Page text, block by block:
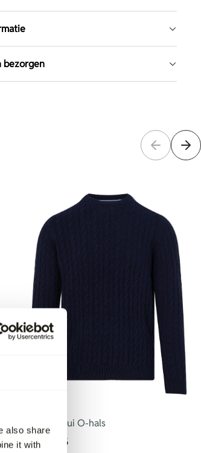
also share
it with
bezorgen
Campbell Trui O-hals
119,95
35,95